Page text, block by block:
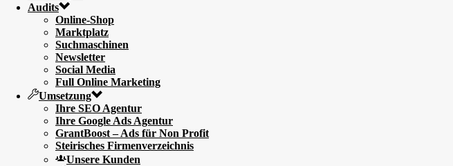
Audits
Online-Shop
Marktplatz
Suchmaschinen
Newsletter
Social Media
Full Online Marketing
Umsetzung
Ihre SEO Agentur
Ihre Google Ads Agentur
GrantBoost – Ads für Non Profit
Steirisches Firmenverzeichnis
Unsere Kunden